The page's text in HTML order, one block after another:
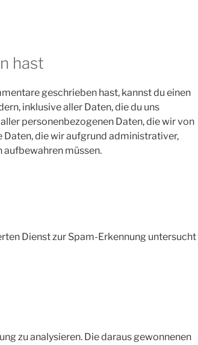
hast
geschrieben hast, kannst du einen
inklusive aller Daten, die du uns
personenbezogenen Daten, die wir von
die wir aufgrund administrativer,
müssen.
Dienst zur Spam-Erkennung untersucht
zu analysieren. Die daraus gewonnenen